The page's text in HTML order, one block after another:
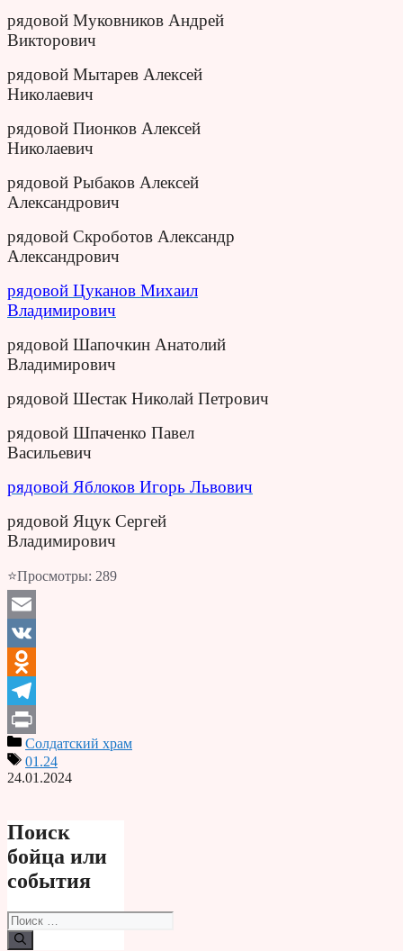
рядовой Муковников Андрей
Викторович
рядовой Мытарев Алексей
Николаевич
рядовой Пионков Алексей
Николаевич
рядовой Рыбаков Алексей
Александрович
рядовой Скроботов Александр
Александрович
рядовой Цуканов Михаил
Владимирович
рядовой Шапочкин Анатолий
Владимирович
рядовой Шестак Николай Петрович
рядовой Шпаченко Павел
Васильевич
рядовой Яблоков Игорь Львович
рядовой Яцук Сергей
Владимирович
⭐Просмотры: 289
Email
VK
Odnoklassniki
Telegram
PrintСолдатский храм
01.24
24.01.2024
Поиск
бойца или
события
Поиск: